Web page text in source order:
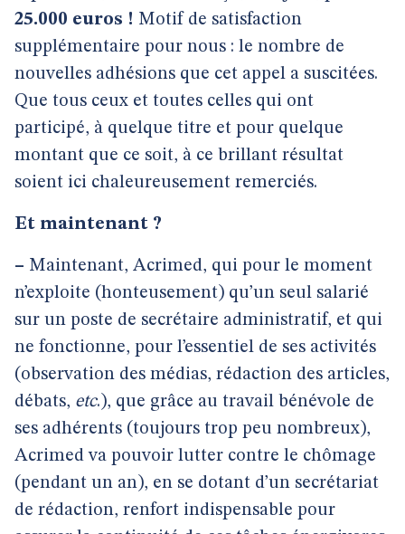
25.000 euros ! Motif de satisfaction
supplémentaire pour nous : le nombre de
nouvelles adhésions que cet appel a suscitées.
Que tous ceux et toutes celles qui ont
participé, à quelque titre et pour quelque
montant que ce soit, à ce brillant résultat
soient ici chaleureusement remerciés.
Et maintenant ?
– Maintenant, Acrimed, qui pour le moment
n’exploite (honteusement) qu’un seul salarié
sur un poste de secrétaire administratif, et qui
ne fonctionne, pour l’essentiel de ses activités
(observation des médias, rédaction des articles,
débats, etc.), que grâce au travail bénévole de
ses adhérents (toujours trop peu nombreux),
Acrimed va pouvoir lutter contre le chômage
(pendant un an), en se dotant d’un secrétariat
de rédaction, renfort indispensable pour